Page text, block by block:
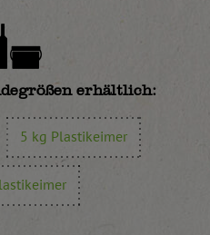
erhältlich:
5 kg Plastikeimer